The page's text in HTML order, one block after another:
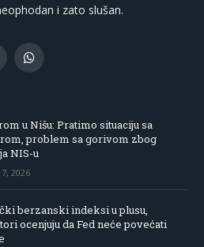
i zato slušan.
WhatsApp
u Nišu: Pratimo situaciju sa
problem sa gorivom zbog
NIS-u
2026
berzanski indeksi u plusu,
ocenjuju da Fed neće povećati